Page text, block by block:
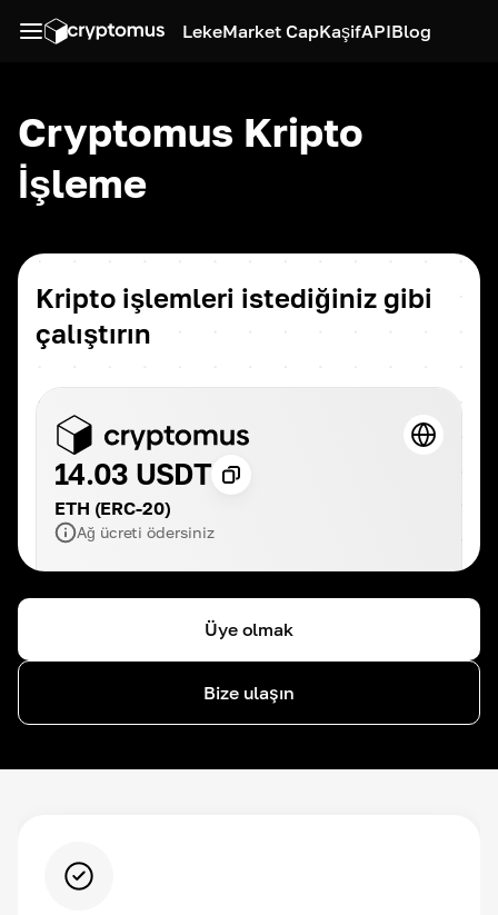
LekeMarket CapKaşifAPIBlog
Cryptomus Kripto
İşleme
Kripto işlemleri istediğiniz gibi
çalıştırın
14.03 USDT
ETH (ERC-20)
Ağ ücreti ödersiniz
Üye olmak
Bize ulaşın